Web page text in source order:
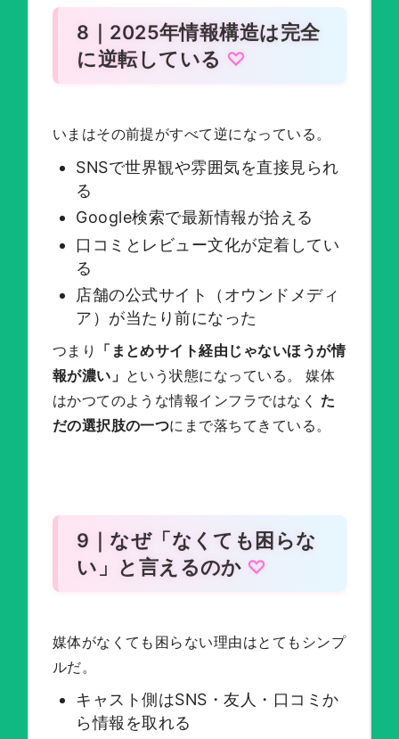
8｜2025年情報構造は完全
に逆転している
いまはその前提がすべて逆になっている。
SNSで世界観や雰囲気を直接見られ
る
Google検索で最新情報が拾える
口コミとレビュー文化が定着してい
る
店舗の公式サイト（オウンドメディ
ア）が当たり前になった
つまり
「まとめサイト経由じゃないほうが情
報が濃い」 という状態になっている。 媒体
はかつてのような情報インフラではなく た
だの選択肢の一つにまで落ちてきている。
9｜なぜ「なくても困らな
い」と言えるのか
媒体がなくても困らない理由はとてもシンプ
ルだ。
キャスト側はSNS・友人・口コミか
ら情報を取れる